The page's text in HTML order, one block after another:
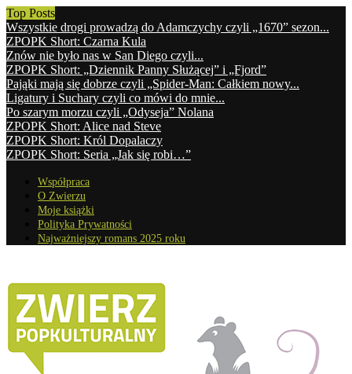
Top Posts
Wszystkie drogi prowadzą do Adamczychy czyli „1670” sezon...
ZPOPK Short: Czarna Kula
Znów nie było nas w San Diego czyli...
ZPOPK Short: „Dziennik Panny Służącej” i „Fjord”
Pająki mają się dobrze czyli „Spider-Man: Całkiem nowy...
Ligatury i Suchary czyli co mówi do mnie...
Po szarym morzu czyli „Odyseja” Nolana
ZPOPK Short: Alice nad Steve
ZPOPK Short: Król Dopalaczy
ZPOPK Short: Seria „Jak się robi…”
Współpraca
O Zwierzu
Moje książki
Polityka Prywatności
Najważniejszy romans 2025 roku